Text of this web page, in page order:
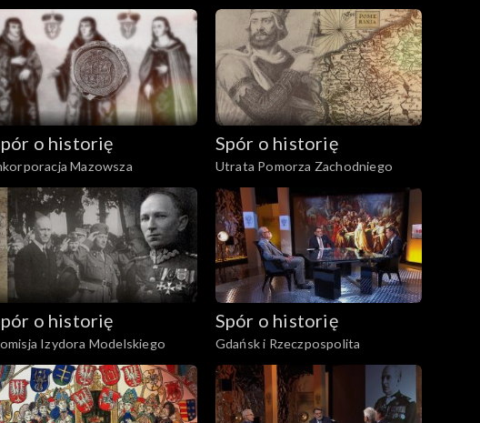
o historię
Mazowsza
Spór o historię
Utrata Pomorza Zachodniego
o historię
Izydora Modelskiego
Spór o historię
Gdańsk i Rzeczpospolita